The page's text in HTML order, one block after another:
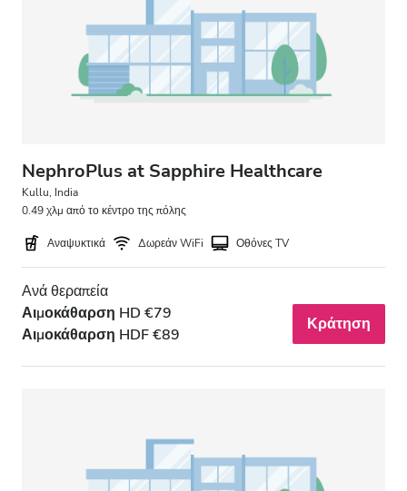
NephroPlus at Sapphire Healthcare
Kullu, India
0.49 χλμ από το κέντρο της πόλης
Αναψυκτικά Δωρεάν WiFi Οθόνες TV
Ανά θεραπεία
Αιμοκάθαρση HD €79
Αιμοκάθαρση HDF €89
Κράτηση